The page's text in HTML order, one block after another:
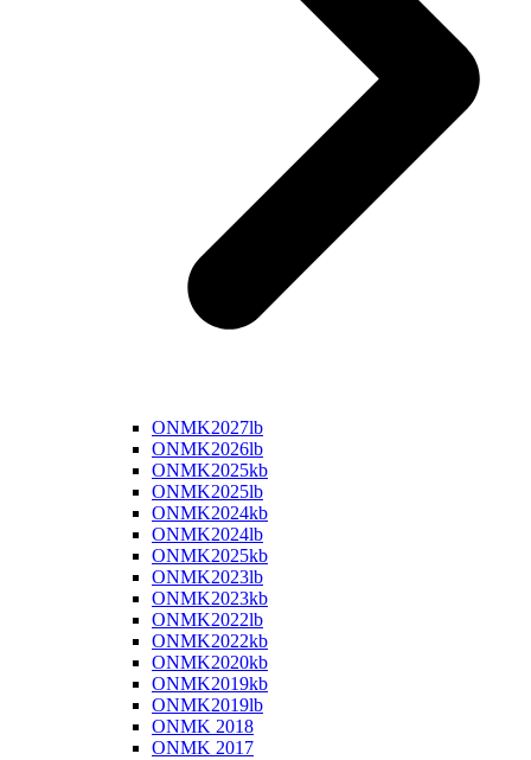
ONMK2027lb
ONMK2026lb
ONMK2025kb
ONMK2025lb
ONMK2024kb
ONMK2024lb
ONMK2025kb
ONMK2023lb
ONMK2023kb
ONMK2022lb
ONMK2022kb
ONMK2020kb
ONMK2019kb
ONMK2019lb
ONMK 2018
ONMK 2017